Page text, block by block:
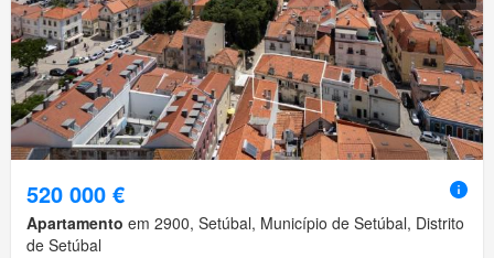
520 000 €
Apartamento em 2900, Setúbal, Município de Setúbal, Distrito
de Setúbal